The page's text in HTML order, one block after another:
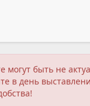
быть не
в день